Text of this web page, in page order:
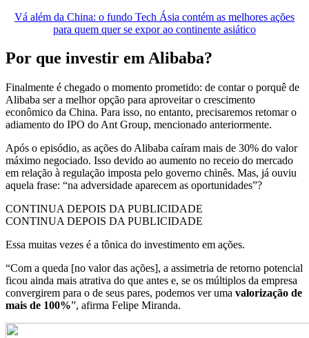
Vá além da China: o fundo Tech Ásia contém as melhores ações
para quem quer se expor ao continente asiático
Por que investir em Alibaba?
Finalmente é chegado o momento prometido: de contar o porquê de
Alibaba ser a melhor opção para aproveitar o crescimento
econômico da China. Para isso, no entanto, precisaremos retomar o
adiamento do IPO do Ant Group, mencionado anteriormente.
Após o episódio, as ações do Alibaba caíram mais de 30% do valor
máximo negociado. Isso devido ao aumento no receio do mercado
em relação à regulação imposta pelo governo chinês. Mas, já ouviu
aquela frase: “na adversidade aparecem as oportunidades”?
CONTINUA DEPOIS DA PUBLICIDADE
CONTINUA DEPOIS DA PUBLICIDADE
Essa muitas vezes é a tônica do investimento em ações.
“Com a queda [no valor das ações], a assimetria de retorno potencial
ficou ainda mais atrativa do que antes e, se os múltiplos da empresa
convergirem para o de seus pares, podemos ver uma valorização de
mais de 100%”, afirma Felipe Miranda.